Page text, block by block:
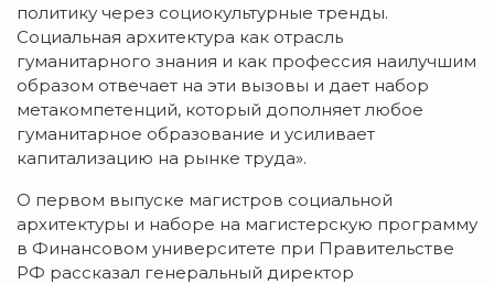
политику через социокультурные тренды.
Социальная архитектура как отрасль
гуманитарного знания и как профессия наилучшим
образом отвечает на эти вызовы и дает набор
метакомпетенций, который дополняет любое
гуманитарное образование и усиливает
капитализацию на рынке труда».
О первом выпуске магистров социальной
архитектуры и наборе на магистерскую программу
в Финансовом университете при Правительстве
РФ рассказал генеральный директор